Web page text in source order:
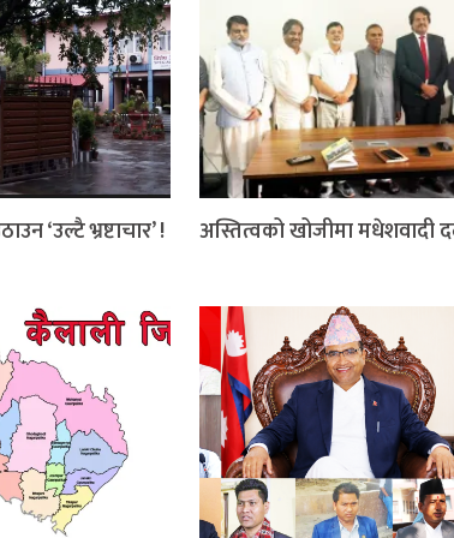
‘उल्टै भ्रष्टाचार’ ! अस्तित्वको खोजीमा मधेशवादी